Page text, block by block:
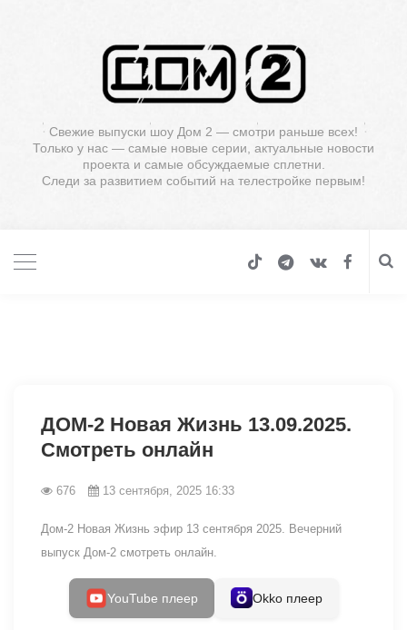
Свежие выпуски шоу Дом 2 — смотри раньше всех!
Только у нас — самые новые серии, актуальные новости
проекта и самые обсуждаемые сплетни.
Следи за развитием событий на телестройке первым!
ДОМ-2 Новая Жизнь 13.09.2025.
Смотреть онлайн
676 13 сентября, 2025 16:33
Дом-2 Новая Жизнь эфир 13 сентября 2025. Вечерний
выпуск Дом-2 смотреть онлайн.
YouTube плеер Okko плеер